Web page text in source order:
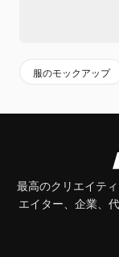
服のモックアップ
最高のクリエイテ
エイター、企業、